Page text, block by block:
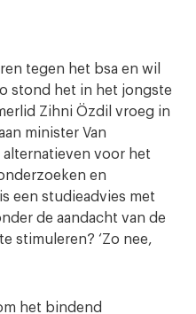
tegen het bsa en wil
stond het in het jongste
Zihni Özdil vroeg in
minister Van
voor het
en
een studieadvies met
de aandacht van de
stimuleren? ‘Zo nee,
het bindend